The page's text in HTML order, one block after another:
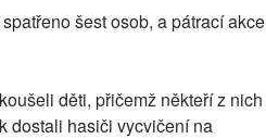
šest osob, a pátrací akce
děti, přičemž někteří z nich
dostali hasiči vycvičení na